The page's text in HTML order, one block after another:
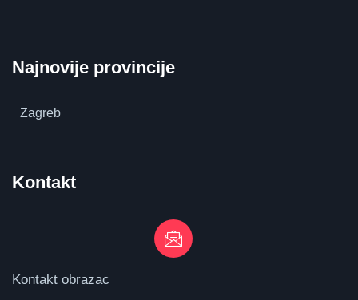
Najnovije provincije
Zagreb
Kontakt
Kontakt obrazac